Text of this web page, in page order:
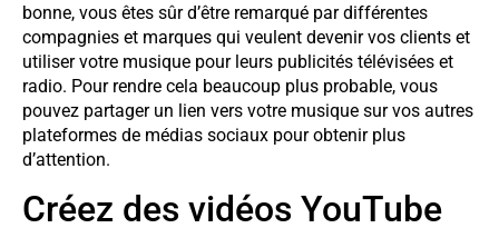
bonne, vous êtes sûr d’être remarqué par différentes
compagnies et marques qui veulent devenir vos clients et
utiliser votre musique pour leurs publicités télévisées et
radio. Pour rendre cela beaucoup plus probable, vous
pouvez partager un lien vers votre musique sur vos autres
plateformes de médias sociaux pour obtenir plus
d’attention.
Créez des vidéos YouTube